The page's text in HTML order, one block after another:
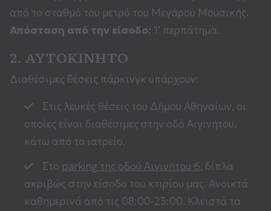
από το σταθμό του μετρό του Μεγάρου Μουσικής.
Απόσταση από την είσοδο: 1’ περπάτημα.
2. ΑΥΤΟΚΙΝΗΤΟ
Διαθέσιμες θέσεις πάρκινγκ υπάρχουν:
Στις λευκές θέσεις του Δήμου Αθηναίων, οι
οποίες είναι διαθέσιμες στην οδό Αιγινήτου,
κάτω από το ιατρείο.
Στο parking της οδού Αιγινήτου 6, δίπλα
ακριβώς στην είσοδο του κτιρίου μας. Ανοικτά
καθημερινά από τις 08:00-23:00. Κλειστά τα